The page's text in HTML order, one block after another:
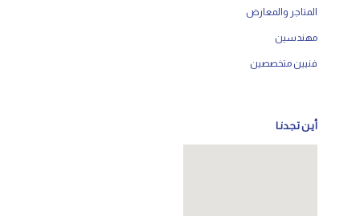
المتاجر والمعارض
مهندسين
فنيين متخصصين
أيـن تـجـدنـا